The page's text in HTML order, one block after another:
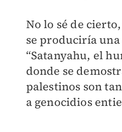
No lo sé de
se produciría
“Satanyahu, el
donde se
palestinos son
a genocidios